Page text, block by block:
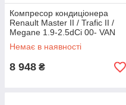
Компресор кондиціонера
Renault Master II / Trafic II /
Megane 1.9-2.5dCi 00- VAN
Wezel 4300K440
Немає в наявності
8 948 ₴